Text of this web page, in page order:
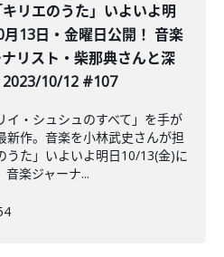
リエのうた」いよいよ明
月13日・金曜日公開！ 音楽
リスト・柴那典さんと深
2023/10/12 #107
イ・シュシュのすべて」を手が
新作。音楽を小林武史さんが担
うた」いよいよ明日10/13(金)に
楽ジャーナ...